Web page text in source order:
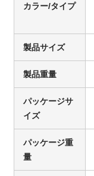
カラー/タイプ
製品サイズ
製品重量
パッケージサ
イズ
パッケージ重
量